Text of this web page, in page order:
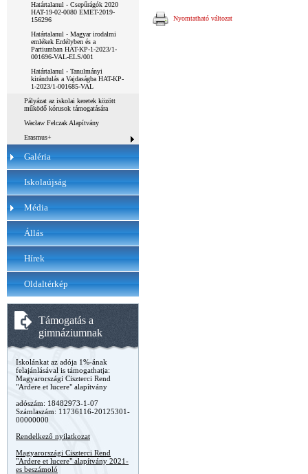
Határtalanul - Csepűrágók 2020
HAT-19-02-0080 EMET-2019-
156296
Határtalanul - Magyar irodalmi
emlékek Erdélyben és a
Partiumban HAT-KP-1-2023/1-
001696-VAL-ELS/001
Határtalanul - Tanulmányi
kirándulás a Vajdaságba HAT-KP-
1-2023/1-001685-VAL
Pályázat az iskolai keretek között
működő kórusok támogatására
Wacław Felczak Alapítvány
Erasmus+
Galéria
Iskolaújság
Média
Állás
Hírek
Oldaltérkép
Támogatás a
gimnáziumnak
Iskolánkat az adója 1%-ának
felajánlásával is támogathatja:
Magyarországi Ciszterci Rend
"Ardere et lucere" alapítvány
adószám: 18482973-1-07
Számlaszám: 11736116-20125301-
00000000
Rendelkező nyilatkozat
Magyarországi Ciszterci Rend
"Ardere et lucere" alapítvány 2021-
es beszámoló
Nyomtatható változat